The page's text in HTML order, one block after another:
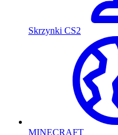
Skrzynki CS2
MINECRAFT